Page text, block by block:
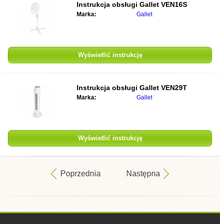
Instrukcja obsługi Gallet VEN16S
Marka: Gallet
Wyświetlić instrukcję
Instrukcja obsługi Gallet VEN29T
Marka: Gallet
Wyświetlić instrukcję
Poprzednia Następna